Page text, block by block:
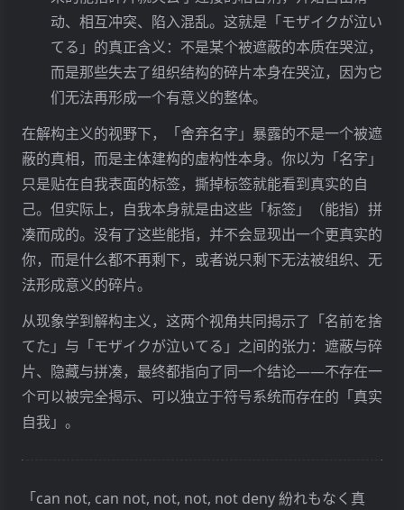
「大写的能指」(Master Signifier)：在这条无
限的能指链中，某些能指会被赋予一种特殊的
地位，成为「缝合点」(Point de capiton)，暂
时固定住意义的滑动。例如「父亲」、「法
定作用。但这种锚定始终是脆弱的、暂时的。
主体即能指：更激进的是，拉康认为主体本身
也是由能指构成的。「我」不是一个先于语言
而存在的实体，而是在能指的游戏中被建构出
来的一个位置、一个效应。因此，主体从根本
上就是分裂的、空洞的，是一连串能指的暂时
性拼凑。
这意味着，当我们说「我是谁」时，我们给出的答
案——我的名字、我的职业、我的性格——都只是
一个个能指。而这些能指本身又指向其他能指（名
字指向家族、职业指向社会角色、性格指向过去的
经历），如此往复，永无止境。那个被能指所指涉
动、相互冲突、陷入混乱。这就是「モザイクが泣い
てる」的真正含义：不是某个被遮蔽的本质在哭泣，
而是那些失去了组织结构的碎片本身在哭泣，因为它
们无法再形成一个有意义的整体。
在解构主义的视野下，「舍弃名字」暴露的不是一个被遮
蔽的真相，而是主体建构的虚构性本身。你以为「名字」
只是贴在自我表面的标签，撕掉标签就能看到真实的自
己。但实际上，自我本身就是由这些「标签」（能指）拼
凑而成的。没有了这些能指，并不会显现出一个更真实的
你，而是什么都不再剩下，或者说只剩下无法被组织、无
法形成意义的碎片。
从现象学到解构主义，这两个视角共同揭示了「名前を捨
てた」与「モザイクが泣いてる」之间的张力：遮蔽与碎
片、隐藏与拼凑，最终都指向了同一个结论——不存在一
个可以被完全揭示、可以独立于符号系统而存在的「真实
自我」。
「can not, can not, not, not, not deny 紛れもなく真